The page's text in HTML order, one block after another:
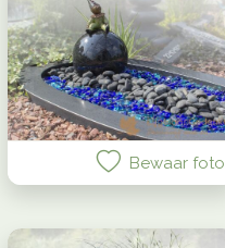
Bewaar foto